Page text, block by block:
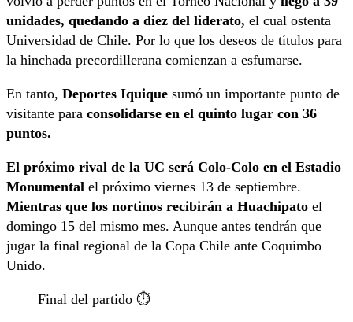
unidades, quedando a diez del liderato, el cual ostenta
Universidad de Chile. Por lo que los deseos de títulos para
la hinchada precordillerana comienzan a esfumarse.
En tanto, Deportes Iquique sumó un importante punto de
visitante para consolidarse en el quinto lugar con 36
puntos.
El próximo rival de la UC será Colo-Colo en el Estadio
Monumental el próximo viernes 13 de septiembre.
Mientras que los nortinos recibirán a Huachipato el
domingo 15 del mismo mes. Aunque antes tendrán que
jugar la final regional de la Copa Chile ante Coquimbo
Unido.
Final del partido ⏱️